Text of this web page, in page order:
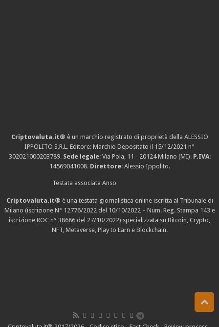
Criptovaluta.it® è un marchio registrato di proprietà della ALESSIO
IPPOLITO S.R.L. Editore: Marchio Depositato il 15/12/2021 n°
302021000203789. Sede legale: Via Pola, 11 - 20124 Milano (MI). P.IVA:
14569041008. Direttore: Alessio Ippolito.
Testata associata Anso
Criptovaluta.it® è una testata giornalistica online iscritta al Tribunale di
Milano (iscrizione N° 12776/2022 del 10/10/2022 – Num. Reg. Stampa 143 e
iscrizione ROC n° 38686 del 27/10/2022) specializzata su Bitcoin, Crypto,
NFT, Metaverse, Play to Earn e Blockchain.